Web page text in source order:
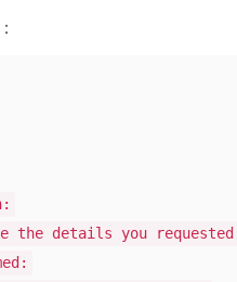
the details you